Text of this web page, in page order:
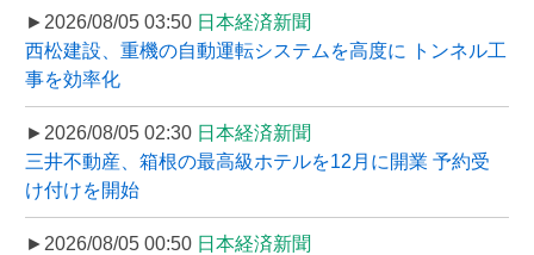
►2026/08/05 03:50 日本経済新聞
西松建設、重機の自動運転システムを高度に トンネル工
事を効率化
►2026/08/05 02:30 日本経済新聞
三井不動産、箱根の最高級ホテルを12月に開業 予約受
け付けを開始
►2026/08/05 00:50 日本経済新聞